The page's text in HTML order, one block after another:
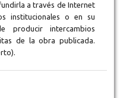
a través de Internet
institucionales o en su
producir intercambios
de la obra publicada.